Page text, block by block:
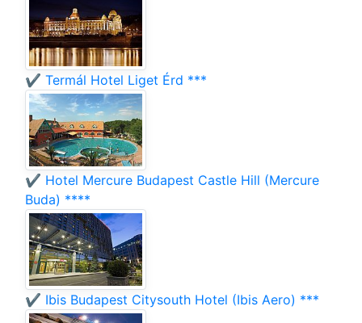
✔️ Termál Hotel Liget Érd ***
✔️ Hotel Mercure Budapest Castle Hill (Mercure
Buda) ****
✔️ Ibis Budapest Citysouth Hotel (Ibis Aero) ***